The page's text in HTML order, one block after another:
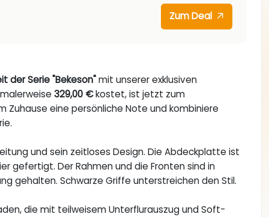
Zum Deal
der Serie "Bekeson"mit unserer exklusiven
329,00 €kostet, ist jetzt zum
Zuhause eine persönliche Note und kombiniere
und sein zeitloses Design. Die Abdeckplatte ist
gefertigt. Der Rahmen und die Fronten sind in
gehalten. Schwarze Griffe unterstreichen den Stil.
die mit teilweisem Unterflurauszug und Soft-